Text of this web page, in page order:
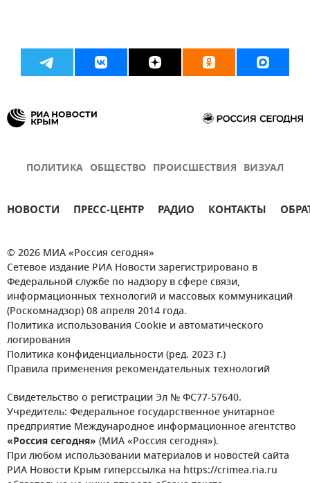
ПОЛИТИКА ОБЩЕСТВО ПРОИСШЕСТВИЯ ВИЗУАЛ
НОВОСТИ ПРЕСС-ЦЕНТР РАДИО КОНТАКТЫ
© 2026 МИА «Россия сегодня»
Сетевое издание РИА Новости зарегистрировано в
Федеральной службе по надзору в сфере связи,
информационных технологий и массовых коммуникаций
(Роскомнадзор) 08 апреля 2014 года.
Политика использования Cookie и автоматического
логирования
Политика конфиденциальности (ред. 2023 г.)
Правила применения рекомендательных технологий
Свидетельство о регистрации Эл № ФС77-57640.
Учредитель: Федеральное государственное унитарное
предприятие Международное информационное агентство
«Россия сегодня» (МИА «Россия сегодня»).
При любом использовании материалов и новостей сайта
РИА Новости Крым гиперссылка на https://crimea.ria.ru